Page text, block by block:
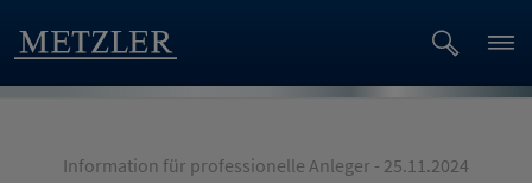
Information für professionelle Anleger - 25.11.2024